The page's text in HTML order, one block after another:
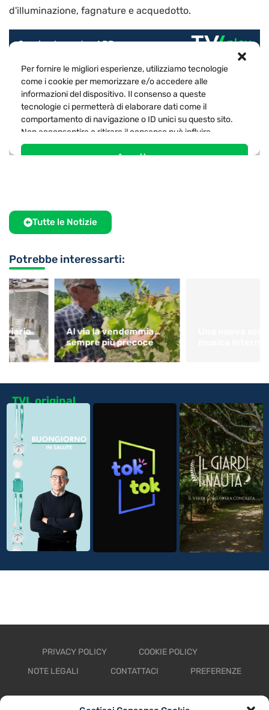
d'illuminazione, fagnature e acquedotto.
Tutte le Notizie
Potrebbe interessarti:
Al via la vendemmia…
sempre più precoce
Una nuova scuola di
musica internazionale
TVL original
PRIVACY POLICY
COOKIE POLICY
NOTE LEGALI
CONTATTACI PREFERENZE
TV LIBERA S.P.A.
Via Monteleonese 95/21 – 51100 Pistoia (PT)